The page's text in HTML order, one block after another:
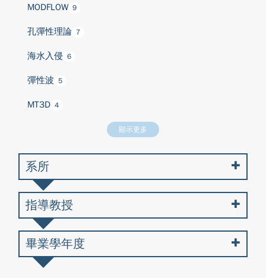
MODFLOW 9
孔彈性理論 7
海水入侵 6
彈性波 5
MT3D 4
顯示更多
系所
指導教授
畢業學年度